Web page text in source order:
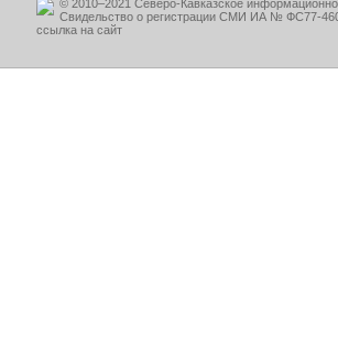
© 2010–2021 Северо-Кавказское
Свидельство о регистрации СМИ ИА № ФС77-
ссылка на сайт